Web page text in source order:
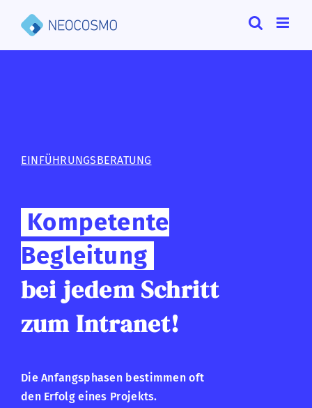
Inhalt
EINFÜHRUNGSBERATUNG
Kompetente
Begleitung
bei jedem Schritt
zum Intranet!
Die Anfangsphasen bestimmen oft
den Erfolg eines Projekts.